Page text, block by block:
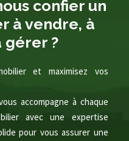
confier un
à vendre, à
gérer ?
et maximisez vos
accompagne à chaque
avec une expertise
pour vous assurer une